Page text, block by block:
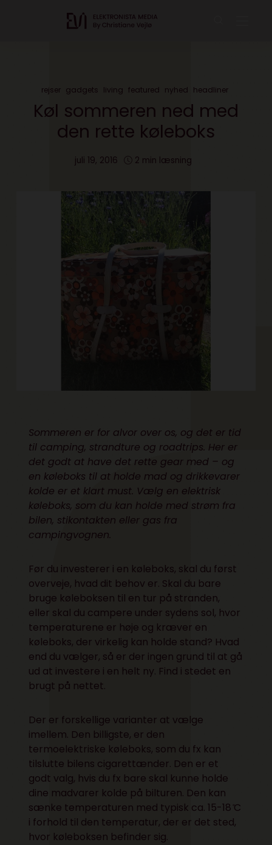
rejser gadgets living featured nyhed headliner
Køl sommeren ned med
den rette køleboks
juli 19, 2016 2 min læsning
Sommeren er for alvor over os, og det er tid
til camping, strandture og roadtrips. Her er
det godt at have det rette gear med – og
en køleboks til at holde mad og drikkevarer
kolde er et klart must. Vælg en elektrisk
køleboks, som du kan holde med strøm fra
bilen, stikontakten eller gas fra
campingvognen.
Før du investerer i en køleboks, skal du først
overveje, hvad dit behov er. Skal du bare
bruge køleboksen til en tur på stranden,
eller skal du campere under sydens sol, hvor
temperaturene er høje og kræver en
køleboks, der virkelig kan holde stand? Hvad
end du vælger, så er der ingen grund til at gå
ud at investere i en helt ny. Find i stedet en
brugt på nettet.
Der er forskellige varianter at vælge
imellem. Den billigste, er den
termoelektriske køleboks, som du fx kan
tilslutte bilens cigarettænder. Den er et
godt valg, hvis du fx bare skal kunne holde
dine madvarer kolde på bilturen. Den kan
sænke temperaturen med typisk ca. 15-18 ̊C
i forhold til den temperatur, der er det sted,
hvor køleboksen befinder sig.